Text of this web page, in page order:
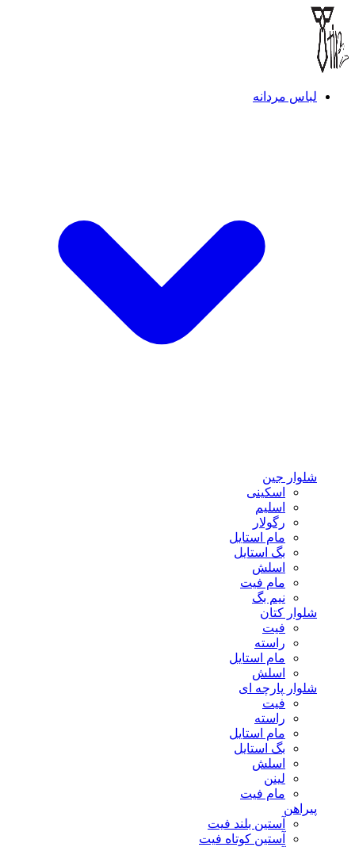
لباس مردانه
شلوار جین
اسکینی
اسلیم
رگولار
مام استایل
بگ استایل
اسلش
مام فیت
نیم بگ
شلوار کتان
فیت
راسته
مام استایل
اسلش
شلوار پارچه ای
فیت
راسته
مام استایل
بگ استایل
اسلش
لینن
مام فیت
پیراهن
آستین بلند فیت
آستین کوتاه فیت